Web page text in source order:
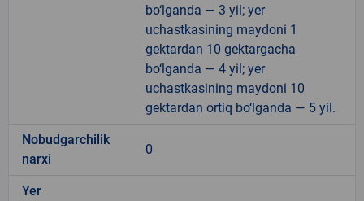
bo‘lganda — 3 yil; yer
uchastkasining maydoni 1
gektardan 10 gektargacha
bo‘lganda — 4 yil; yer
uchastkasining maydoni 10
gektardan ortiq bo‘lganda — 5 yil.
Nobudgarchilik
narxi
0
Yer